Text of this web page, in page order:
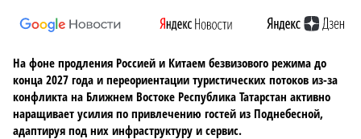
На фоне продления Россией и Китаем безвизового режима до
конца 2027 года и переориентации туристических потоков из-за
конфликта на Ближнем Востоке Республика Татарстан активно
наращивает усилия по привлечению гостей из Поднебесной,
адаптируя под них инфраструктуру и сервис.